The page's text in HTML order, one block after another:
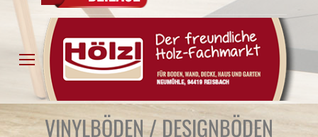
VINYLBÖDEN / DESIGNBÖDEN